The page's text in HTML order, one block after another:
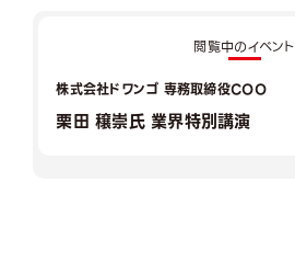
閲覧中のイベント
株式会社ドワンゴ 専務取締役COO
栗田 穣崇氏 業界特別講演